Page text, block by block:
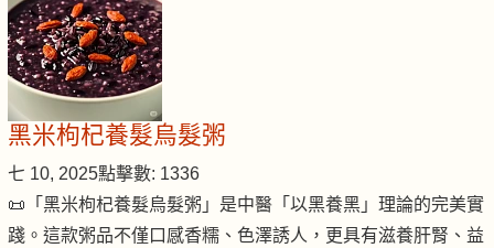
黑米枸杞養髮烏髮粥
七 10, 2025點擊數: 1336
📜「黑米枸杞養髮烏髮粥」是中醫「以黑養黑」理論的完美實
踐。這款粥品不僅口感香糯、色澤誘人，更具有滋養肝腎、益